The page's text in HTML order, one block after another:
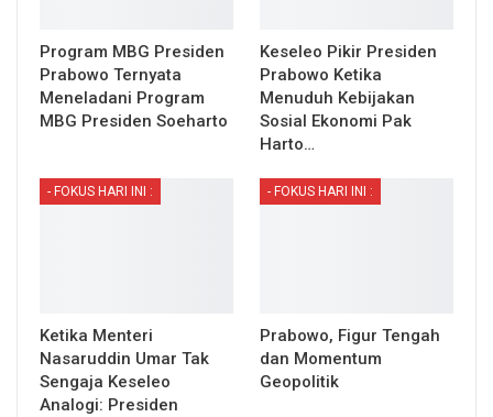
Program MBG Presiden
Prabowo Ternyata
Meneladani Program
MBG Presiden Soeharto
Keseleo Pikir Presiden
Prabowo Ketika
Menuduh Kebijakan
Sosial Ekonomi Pak
Harto…
- FOKUS HARI INI :
Ketika Menteri
Nasaruddin Umar Tak
Sengaja Keseleo
Analogi: Presiden
- FOKUS HARI INI :
Prabowo, Figur Tengah
dan Momentum
Geopolitik